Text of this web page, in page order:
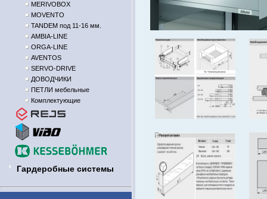
MERIVOBOX
MOVENTO
TANDEM под 11-16 мм.
AMBIA-LINE
ORGA-LINE
AVENTOS
SERVO-DRIVE
ДОВОДЧИКИ
ПЕТЛИ мебельные
Комплектующие
Гардеробные системы